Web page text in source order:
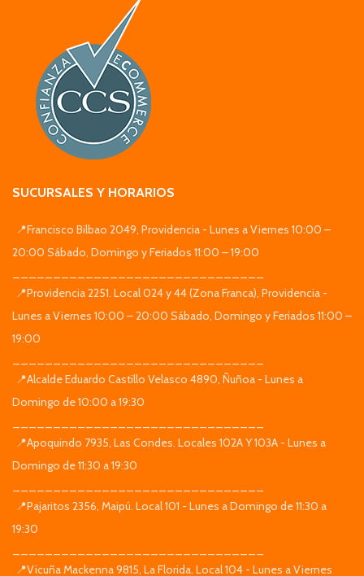
SUCURSALES Y HORARIOS
📍Francisco Bilbao 2049, Providencia - Lunes a Viernes 10:00 –
20:00 Sábado, Domingo y Feriados 11:00 – 19:00
📍Providencia 2251. Local 024 y 44 (Zona Franca), Providencia -
Lunes a Viernes 10:00 – 20:00 Sábado, Domingo y Feriados 11:00 –
19:00
📍Alcalde Eduardo Castillo Velasco 4890, Ñuñoa - Lunes a
Domingo de 10:00 a 19:30
📍Apoquindo 7935, Las Condes. Locales 102A Y 103A - Lunes a
Domingo de 11:30 a 19:30
📍Pajaritos 2356, Maipú. Local 101 - Lunes a Domingo de 11:30 a
19:30
📍Vicuña Mackenna 9815, La Florida. Local 104 - Lunes a Viernes